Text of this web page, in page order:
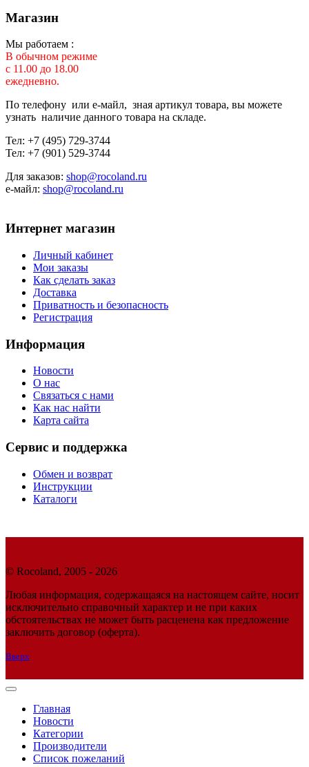
Магазин
Мы работаем :
В обычном режиме
с 11.00 до 18.00
ежедневно.
По телефону или е-майл, зная артикул товара, вы можете
узнать наличие данного товара на складе.
Тел: +7 (495) 729-3744
Тел: +7 (901) 529-3744
Для заказов: shop@rocoland.ru
е-майл: shop@rocoland.ru
Интернет магазин
Личный кабинет
Мои заказы
Как сделать заказ
Доставка
Приватность и безопасность
Регистрация
Информация
Новости
О нас
Связаться с нами
Как нас найти
Карта сайта
Сервис и поддержка
Обмен и возврат
Инструкции
Каталоги
© Rocoland, 2005 - 2026
Любая информация, содержащаяся на настоящем сайте, носит
исключительно справочный характер и не при каких
обстоятельствах не может быть расценена как предложение
заключить договор (оферта).
Вверх
Главная
Новости
Категории
Производители
Список пожеланий